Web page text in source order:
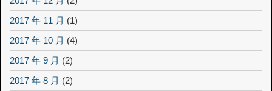
2017 年 11 月 (1)
2017 年 10 月 (4)
2017 年 9 月 (2)
2017 年 8 月 (2)